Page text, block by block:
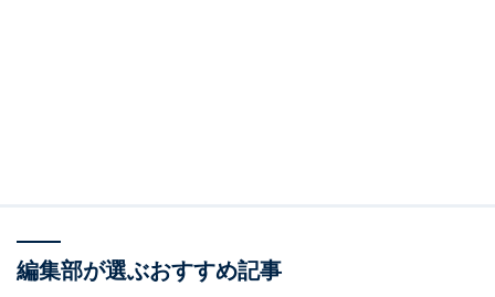
編集部が選ぶおすすめ記事